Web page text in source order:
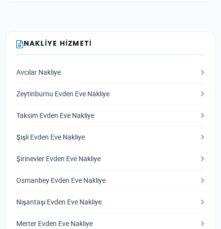
NAKLIYE HIZMETI
Avcılar Nakliye
Zeytinburnu Evden Eve Nakliye
Taksim Evden Eve Nakliye
Şişli Evden Eve Nakliye
Şirinevler Evden Eve Nakliye
Osmanbey Evden Eve Nakliye
Nişantaşı Evden Eve Nakliye
Merter Evden Eve Nakliye